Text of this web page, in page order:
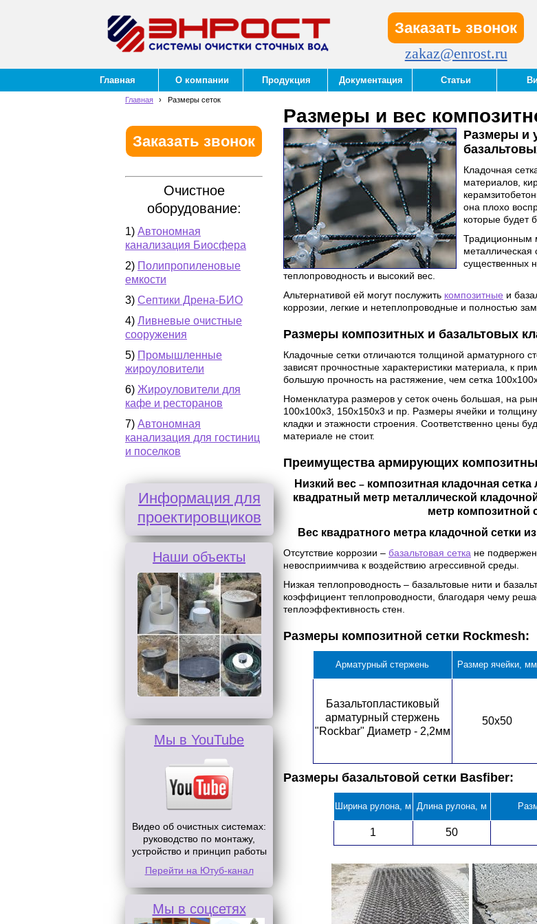
Заказать звонок
zakaz@enrost.ru
Главная О компании Продукция Документация Статьи
Главная › Размеры сеток
Заказать звонок
Очистное
оборудование:
1) Автономная
канализация Биосфера
2) Полипропиленовые
емкости
3) Септики Дрена-БИО
4) Ливневые очистные
сооружения
5) Промышленные
жироуловители
6) Жироуловители для
кафе и ресторанов
7) Автономная
канализация для гостиниц
и поселков
Информация для
проектировщиков
Наши объекты
Мы в YouTube
Видео об очистных системах:
руководство по монтажу,
устройство и принцип работы
Перейти на Ютуб-канал
Мы в соцсетях
Размеры и вес
Размеры и
Кладочная
материалов,
она плохо
которые будет
Традиционным
существенных
теплопроводность и высокий вес.
Альтернативой ей могут послужить композитные и
коррозии, легкие и нетеплопроводные и полностью
Размеры композитных и базальтовых
Кладочные сетки отличаются толщиной арматурного
зависят прочностные характеристики материала, к
большую прочность на растяжение, чем сетка
Номенклатура размеров у сеток очень большая, на
100х100х3, 150х150х3 и пр. Размеры ячейки и
кладки и этажности строения. Соответственно цены
материале не стоит.
Преимущества армирующих
Низкий вес – композитная кладочная
квадратный метр металлической
метр композитной
Вес квадратного метра кладочной сетки
Отсутствие коррозии – базальтовая сетка не
невосприимчива к воздействию агрессивной среды.
Низкая теплопроводность – базальтовые нити и
коэффициент теплопроводности, благодаря чему
теплоэффективность стен.
Размеры композитной сетки Rockmesh:
Арматурный стержень Размер ячейки, мм
Базальтопластиковый
арматурный стержень
"Rockbar" Диаметр - 2,2мм
50х50
Размеры базальтовой сетки Basfiber:
Ширина рулона, м Длина рулона, м
1 50